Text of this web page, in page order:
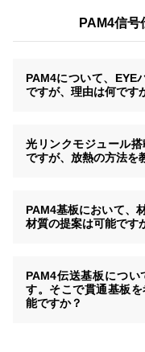
PAM4信号
PAM4について、EYE
ですが、理由は何です
光リンクモジュール
ですが、放熱の方法を
PAM4基板において、
材質の提案は可能です
PAM4伝送基板につ
す。そこで貫通基板
能ですか？